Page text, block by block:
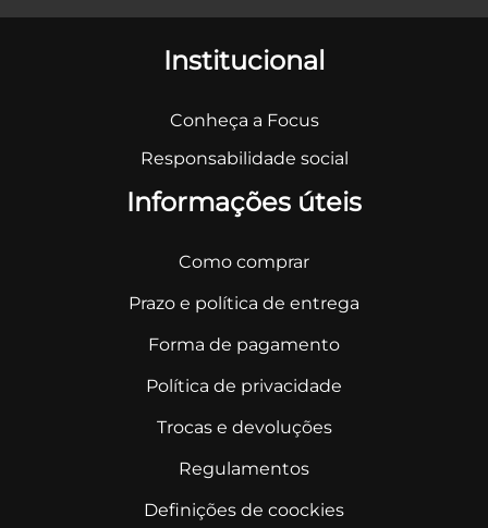
Institucional
Conheça a Focus
Responsabilidade social
Informações úteis
Como comprar
Prazo e política de entrega
Forma de pagamento
Política de privacidade
Trocas e devoluções
Regulamentos
Definições de coockies